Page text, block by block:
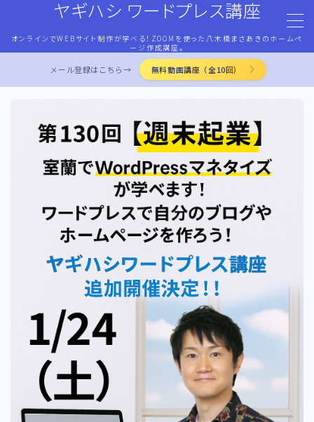
ヤギハシ ワードプレス講座
オンラインでWEBサイト制作が学べる！ZOOMを使った八木橋まさあきのホームペ
ージ作成講座。
MENU
ワードプレス・マネタイズ
ココナラ・ストアカ出品
LP作成術
PROFILE
メール登録はこちら→ 無料動画講座（全10回）